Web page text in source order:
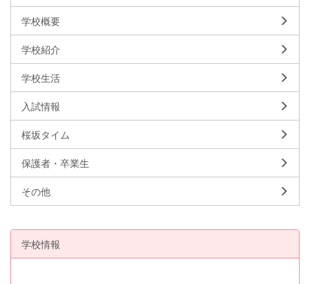
学校概要
学校紹介
学校生活
入試情報
桜坂タイム
保護者・卒業生
その他
学校情報